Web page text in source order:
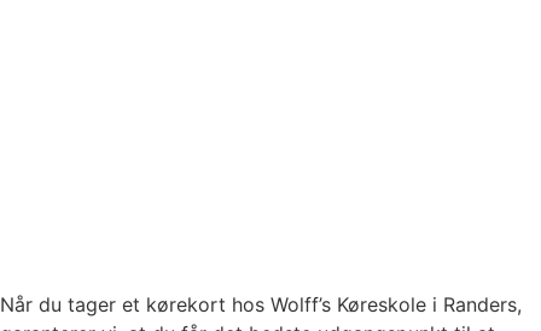
Når du tager et kørekort hos Wolff’s Køreskole i Randers,